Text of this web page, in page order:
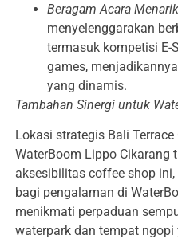
Beragam Acara Menarik
menyelenggarakan
termasuk kompetisi E-
games,
yang dinamis.
Tambahan Sinergi untuk
Lokasi strategis Bali
WaterBoom Lippo Cikarang
aksesibilitas coffee shop
bagi pengalaman di
menikmati perpaduan
waterpark dan tempat